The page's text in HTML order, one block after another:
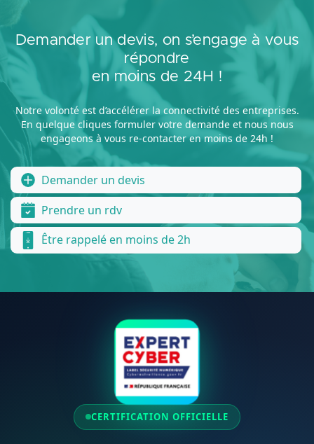
Demander un devis, on s’engage à vous
répondre
en moins de 24H !
Notre volonté est d’accélérer la connectivité des entreprises.
En quelque cliques formuler votre demande et nous nous
engageons à vous re-contacter en moins de 24h !
Demander un devis
Prendre un rdv
Être rappelé en moins de 2h
CERTIFICATION OFFICIELLE